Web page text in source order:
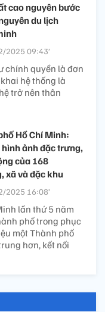
cao nguyên bước
du lịch
2025 09:43’
chính quyền là đơn
hệ thống là
trở nên thân
Hồ Chí Minh:
hình ảnh đặc trưng,
của 168
xã và đặc khu
2025 16:08’
lần thứ 5 năm
phố trong phục
một Thành phố
hơn, kết nối